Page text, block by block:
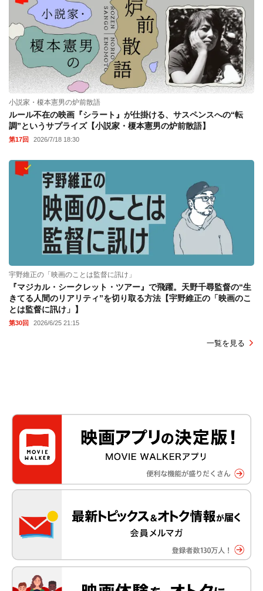
小説家・榎本憲男の炉前散語
ルール不在の映画『シラート』が仕掛ける、サスペンスへの“転
調”というサプライズ【小説家・榎本憲男の炉前散語】
第17回 2026/7/18 18:30
宇野維正の「映画のことは監督に訊け」
『マジカル・シークレット・ツアー』で飛躍。天野千尋監督の“生
きてる人間のリアリティ”を切り取る方法【宇野維正の「映画のこ
とは監督に訊け」】
第30回 2026/6/25 21:15
一覧を見る